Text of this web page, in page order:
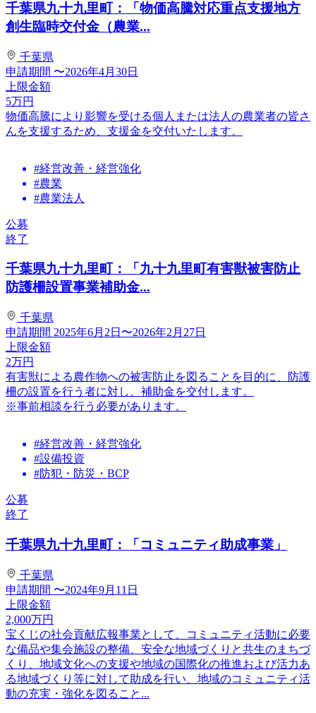
千葉県九十九里町：「物価高騰対応重点支援地方
創生臨時交付金（農業...
千葉県
申請期間 〜2026年4月30日
上限金額
5万円
物価高騰により影響を受ける個人または法人の農業者の皆さ
んを支援するため、支援金を交付いたします。
#経営改善・経営強化
#農業
#農業法人
公募
終了
千葉県九十九里町：「九十九里町有害獣被害防止
防護柵設置事業補助金...
千葉県
申請期間 2025年6月2日〜2026年2月27日
上限金額
2万円
有害獣による農作物への被害防止を図ることを目的に、防護
柵の設置を行う者に対し、補助金を交付します。
※事前相談を行う必要があります。
#経営改善・経営強化
#設備投資
#防犯・防災・BCP
公募
終了
千葉県九十九里町：「コミュニティ助成事業」
千葉県
申請期間 〜2024年9月11日
上限金額
2,000万円
宝くじの社会貢献広報事業として、コミュニティ活動に必要
な備品や集会施設の整備、安全な地域づくりと共生のまちづ
くり、地域文化への支援や地域の国際化の推進および活力あ
る地域づくり等に対して助成を行い、地域のコミュニティ活
動の充実・強化を図ること...